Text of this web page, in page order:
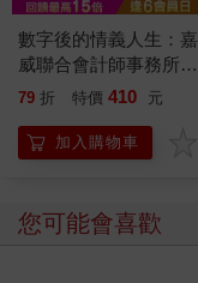
數字後的情義人生：嘉
威聯合會計師事務所創
辦人張威珍的故事
79 折 特價 410 元
加入購物車
您可能會喜歡